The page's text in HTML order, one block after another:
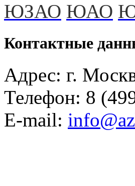
ЮЗАО ЮАО
Контактные
Адрес: г.
Телефон: 8
E-mail: